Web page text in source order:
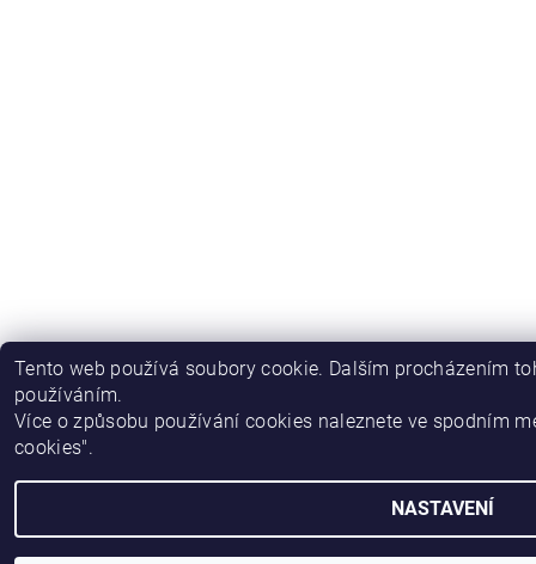
Tento web používá soubory cookie. Dalším procházením
používáním.
Více o způsobu používání cookies naleznete ve spodním
cookies".
NASTAVENÍ